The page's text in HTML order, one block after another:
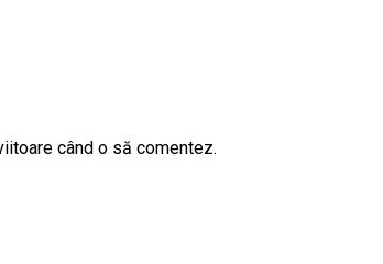
când o să comentez.